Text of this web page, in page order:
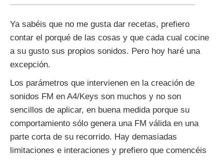
Ya sabéis que no me gusta dar recetas, prefiero
contar el porqué de las cosas y que cada cual cocine
a su gusto sus propios sonidos. Pero hoy haré una
excepción.
Los parámetros que intervienen en la creación de
sonidos FM en A4/Keys son muchos y no son
sencillos de aplicar, en buena medida porque su
comportamiento sólo genera una FM válida en una
parte corta de su recorrido. Hay demasiadas
limitaciones e interaciones y prefiero que comencéis